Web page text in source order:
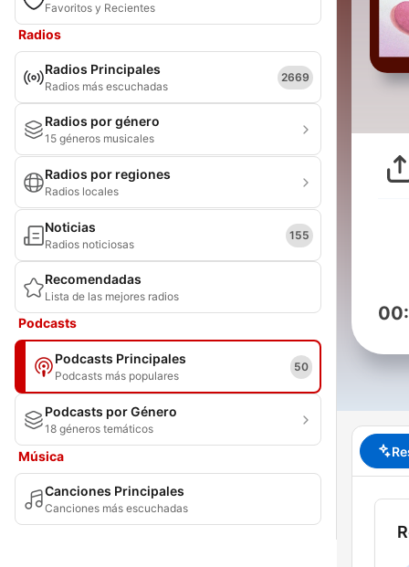
Favoritos y Recientes
Radios
Radios Principales
Radios más escuchadas
2669
Radios por género
15 géneros musicales
Radios por regiones
Radios locales
Noticias
Radios noticiosas
155
Recomendadas
Lista de las mejores radios
Podcasts
Podcasts Principales
Podcasts más populares
50
Podcasts por Género
18 géneros temáticos
Música
Canciones Principales
Canciones más escuchadas